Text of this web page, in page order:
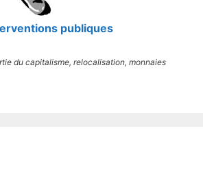
publiques
du capitalisme, relocalisation, monnaies